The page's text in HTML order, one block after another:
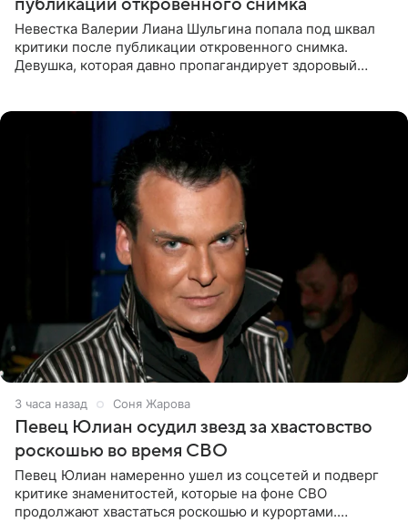
публикации откровенного снимка
Невестка Валерии Лиана Шульгина попала под шквал
критики после публикации откровенного снимка.
Девушка, которая давно пропагандирует здоровый
3 часа назад Соня Жарова
Певец Юлиан осудил звезд за хвастовство
роскошью во время СВО
Певец Юлиан намеренно ушел из соцсетей и подверг
критике знаменитостей, которые на фоне СВО
продолжают хвастаться роскошью и курортами.